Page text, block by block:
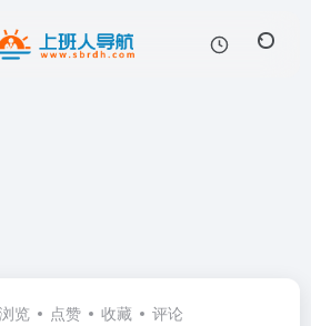
浏览 点赞 收藏 评论